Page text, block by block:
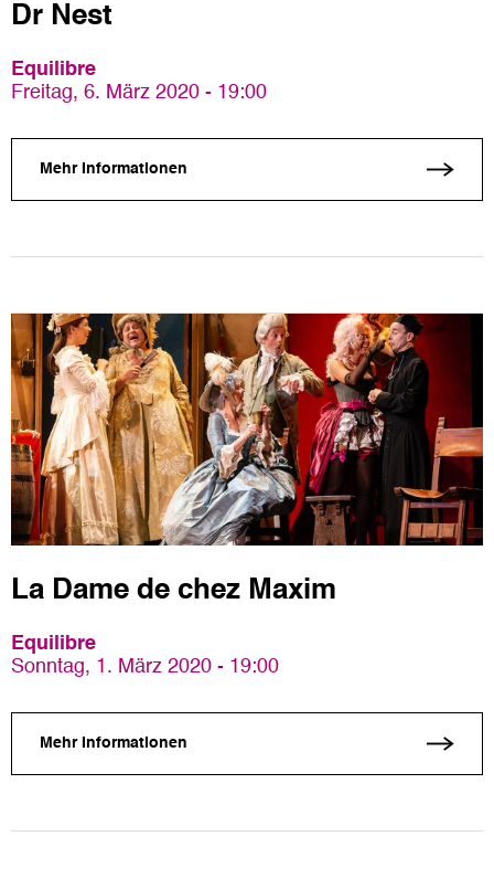
Dr Nest
Equilibre
Freitag, 6. März 2020 - 19:00
Mehr Informationen
La Dame de chez Maxim
Equilibre
Sonntag, 1. März 2020 - 19:00
Mehr Informationen